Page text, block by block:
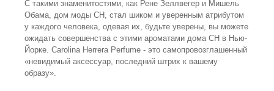
С такими знаменитостями, как Рене Зеллвегер и Мишель
Обама, дом моды СН, стал шиком и уверенным атрибутом
у каждого человека, одевая их, будьте уверены, вы можете
ожидать совершенства с этими ароматами дома СН в Нью-
Йорке. Carolina Herrera Perfume - это самопровозглашенный
«невидимый аксессуар, последний штрих к вашему
образу».